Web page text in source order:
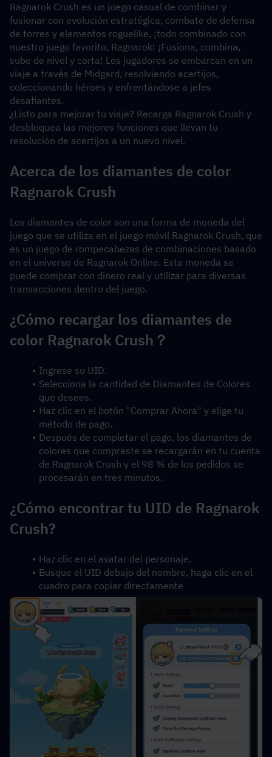
Ragnarok Crush es un juego casual de combinar y
fusionar con evolución estratégica, combate de defensa
de torres y elementos roguelike, ¡todo combinado con
nuestro juego favorito, Ragnarok! ¡Fusiona, combina,
sube de nivel y corta! Los jugadores se embarcan en un
viaje a través de Midgard, resolviendo acertijos,
coleccionando héroes y enfrentándose a jefes
desafiantes.
¿Listo para mejorar tu viaje? Recarga Ragnarok Crush y
desbloquea las mejores funciones que llevan tu
resolución de acertijos a un nuevo nivel.
Acerca de los diamantes de color
Ragnarok Crush
Los diamantes de color son una forma de moneda del
juego que se utiliza en el juego móvil Ragnarok Crush, que
es un juego de rompecabezas de combinaciones basado
en el universo de Ragnarok Online. Esta moneda se
puede comprar con dinero real y utilizar para diversas
transacciones dentro del juego.
¿Cómo recargar los diamantes de
color Ragnarok Crush？
Ingrese su UID.
Selecciona la cantidad de Diamantes de Colores
que desees.
Haz clic en el botón "Comprar Ahora" y elige tu
método de pago.
Después de completar el pago, los diamantes de
colores que compraste se recargarán en tu cuenta
de Ragnarok Crush y el 98 % de los pedidos se
procesarán en tres minutos.
¿Cómo encontrar tu UID de Ragnarok
Crush?
Haz clic en el avatar del personaje.
Busque el UID debajo del nombre, haga clic en el
cuadro para copiar directamente